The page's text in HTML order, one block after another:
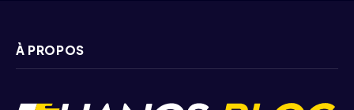
À PROPOS